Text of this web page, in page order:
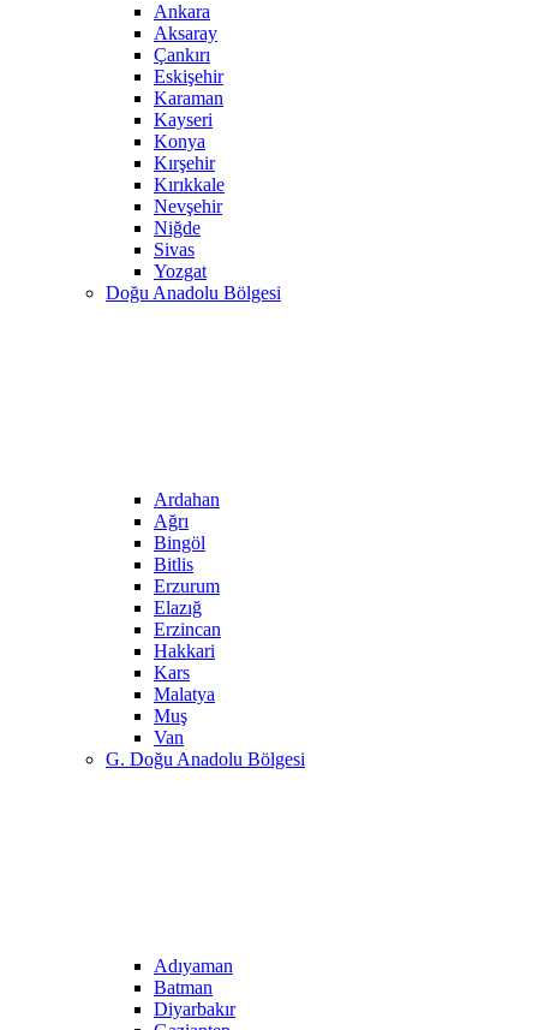
Ankara
Aksaray
Çankırı
Eskişehir
Karaman
Kayseri
Konya
Kırşehir
Kırıkkale
Nevşehir
Niğde
Sivas
Yozgat
Doğu Anadolu Bölgesi
Ardahan
Ağrı
Bingöl
Bitlis
Erzurum
Elazığ
Erzincan
Hakkari
Kars
Malatya
Muş
Van
G. Doğu Anadolu Bölgesi
Adıyaman
Batman
Diyarbakır